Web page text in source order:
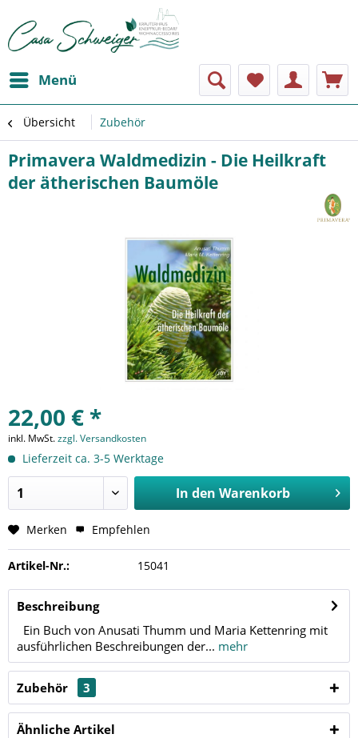
Menü
Übersicht Zubehör
Primavera Waldmedizin - Die Heilkraft
der ätherischen Baumöle
22,00 € *
inkl. MwSt.zzgl. Versandkosten
Lieferzeit ca. 3-5 Werktage
In den Warenkorb
Merken Empfehlen
Artikel-Nr.: 15041
Beschreibung
Ein Buch von Anusati Thumm und Maria Kettenring mit
ausführlichen Beschreibungen der... mehr
Zubehör 3
Ähnliche Artikel